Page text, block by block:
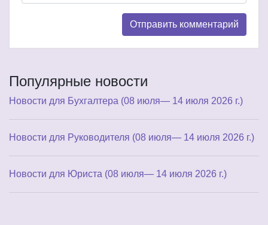
Популярные новости
Новости для Бухгалтера (08 июля— 14 июля 2026 г.)
Новости для Руководителя (08 июля— 14 июля 2026 г.)
Новости для Юриста (08 июля— 14 июля 2026 г.)